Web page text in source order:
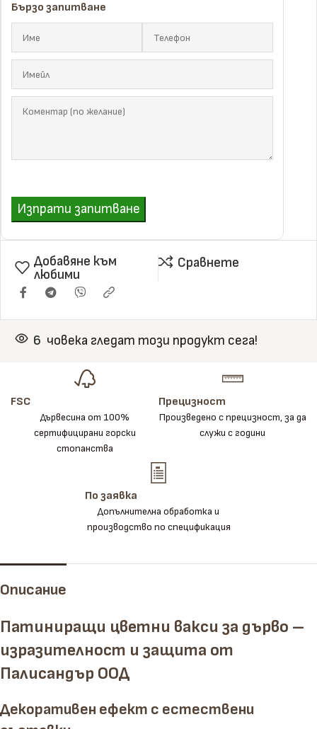
Бързо запитване
Изпрати запитване
Добавяне към
любими
Сравнете
6 човека гледат този продукт сега!
FSC
Дървесина от 100%
сертифицирани горски
стопанства
Прецизност
Произведено с прецизност, за да
служи с години
По заявка
Допълнителна обработка и
производство по спецификация
Описание
Патиниращи цветни вакси за дърво –
изразителност и защита от
Палисандър ООД
Декоративен ефект с естествени